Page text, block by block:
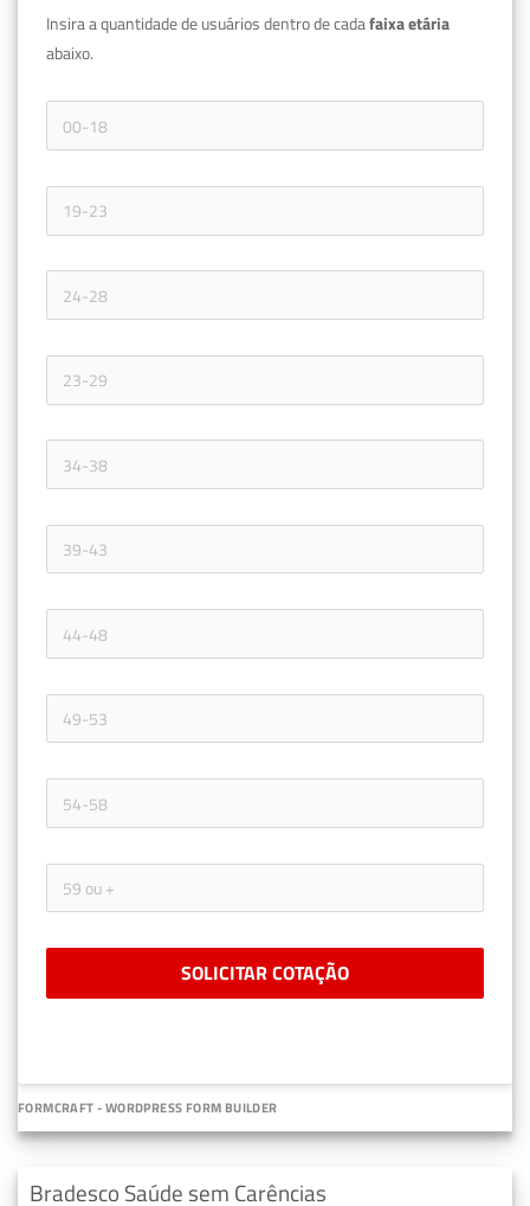
Insira a quantidade de usuários dentro de cada
abaixo.
SOLICITAR COTAÇÃO
FORMCRAFT - WORDPRESS FORM BUILDER
Bradesco Saúde sem Carências